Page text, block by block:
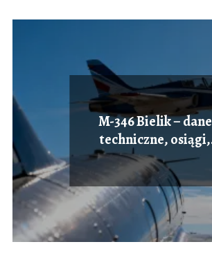
M-346 Bielik – dane
techniczne, osiągi,
zastosowanie